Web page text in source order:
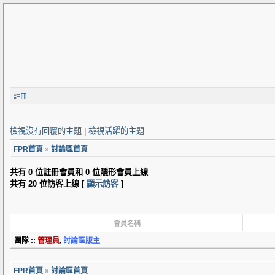
註冊
檢視沒有回覆的主題 檢視活躍的主題
FPR首頁 » 討論區首頁
共有 0 位註冊會員和 0 位隱形會員上線
共有 20 位訪客上線 [ 顯示訪客 ]
會員名稱
團隊 :: 管理員, 討論區版主
FPR首頁 » 討論區首頁